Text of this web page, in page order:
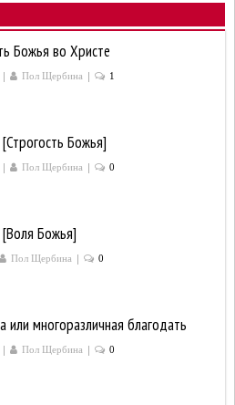
Божья во Христе
| Пол Щербина | 1
Божья]
| Пол Щербина | 0
Божья]
Пол Щербина | 0
или многоразличная благодать
| Пол Щербина | 0